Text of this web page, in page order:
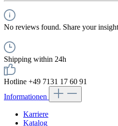
No reviews found. Share your
Shipping within 24h
Hotline +49 7131 17 60 91
Informationen
Karriere
Katalog